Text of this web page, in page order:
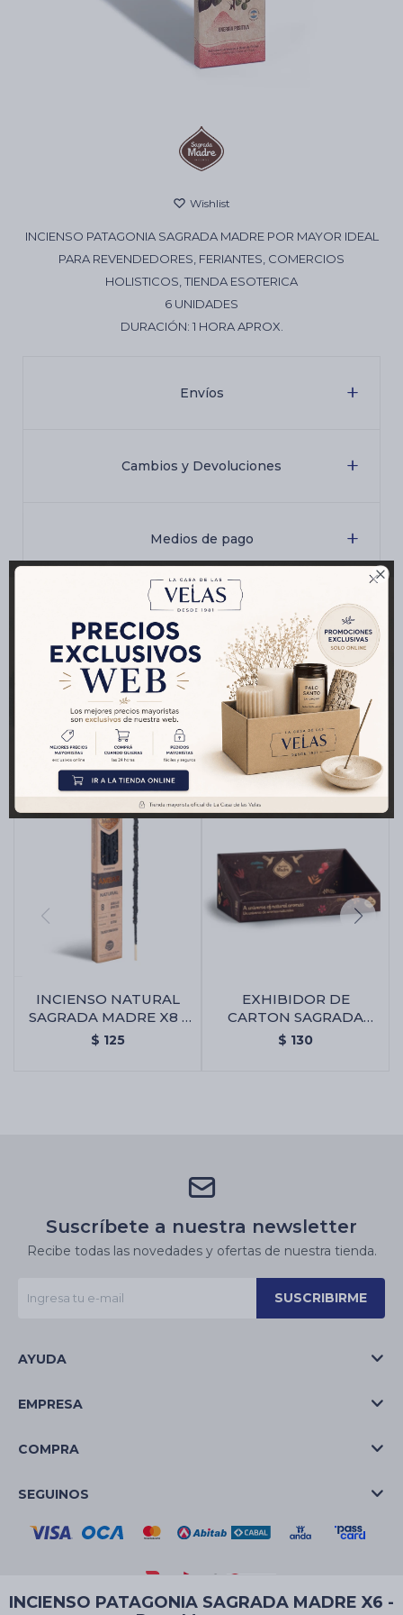

INCIENSO PATAGONIA SAGRADA MADRE X6 -
INCIENSO PATAGONIA SAGRADA MADRE POR MAYOR IDEAL
PARA REVENDEDORES, FERIANTES, COMERCIOS
HOLISTICOS, TIENDA ESOTERICA
6 UNIDADES
DURACIÓN: 1 HORA APROX.
Envíos
Cambios y Devoluciones
Medios de pago
Características
Productos que te pueden interesar
INCIENSO NATURAL
SAGRADA MADRE X8 -
Ambar
$ 125
EXHIBIDOR DE
CARTON SAGRADA
MADRE - Exhibidor De
$ 130
Suscríbete a nuestra newsletter
Recibe todas las novedades y ofertas de nuestra tienda.
SUSCRIBIRME
AYUDA
EMPRESA
COMPRA
SEGUINOS
Artículos Esotéricos